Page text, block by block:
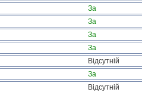
За
За
За
За
Відсутній
За
Відсутній